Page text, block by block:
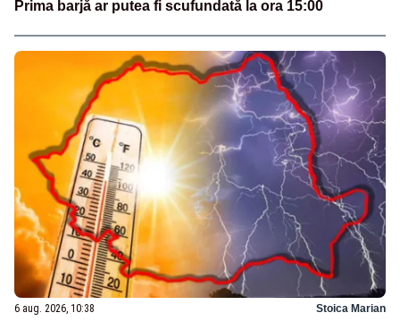
Prima barjă ar putea fi scufundată la ora 15:00
6 aug. 2026, 10:38 Stoica Marian